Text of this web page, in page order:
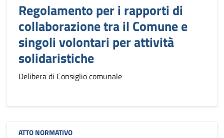
Regolamento per i rapporti di
collaborazione tra il Comune e
singoli volontari per attività
solidaristiche
Delibera di Consiglio comunale
ATTO NORMATIVO